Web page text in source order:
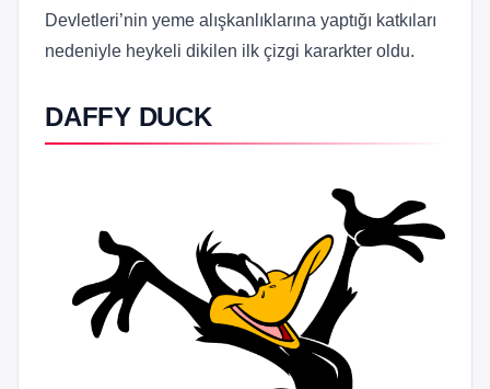
Devletleri’nin yeme alışkanlıklarına yaptığı katkıları
nedeniyle heykeli dikilen ilk çizgi kararkter oldu.
DAFFY DUCK